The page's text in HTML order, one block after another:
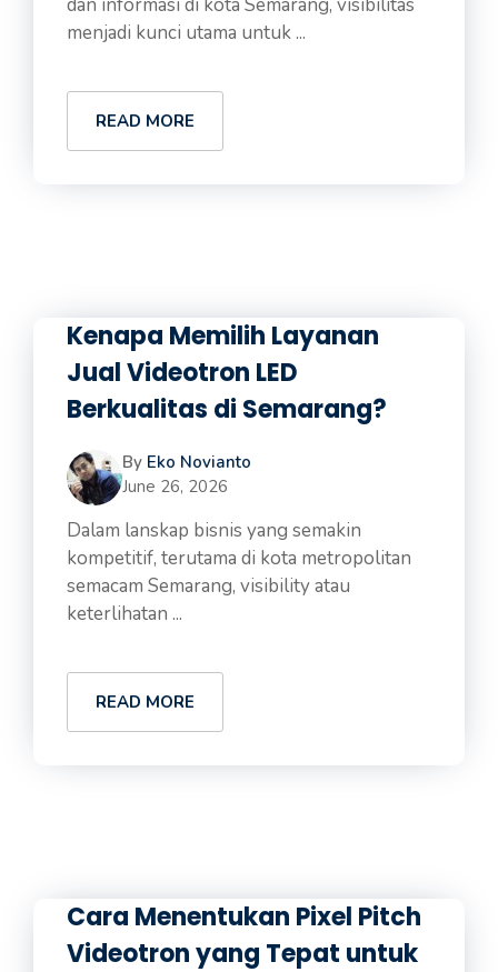
menjadi kunci utama untuk ...
READ MORE
Kenapa Memilih Layanan
Jual Videotron LED
Berkualitas di Semarang?
By Eko Novianto
June 26, 2026
Dalam lanskap bisnis yang semakin
kompetitif, terutama di kota metropolitan
semacam Semarang, visibility atau
keterlihatan ...
READ MORE
Cara Menentukan Pixel Pitch
Videotron yang Tepat untuk